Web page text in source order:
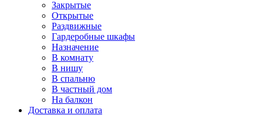
Закрытые
Открытые
Раздвижные
Гардеробные шкафы
Назначение
В комнату
В нишу
В спальню
В частный дом
На балкон
Доставка и оплата